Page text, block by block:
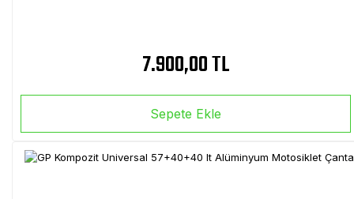
7.900,00 TL
Sepete Ekle